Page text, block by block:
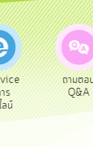
น์
ถามตอบ
Q&A